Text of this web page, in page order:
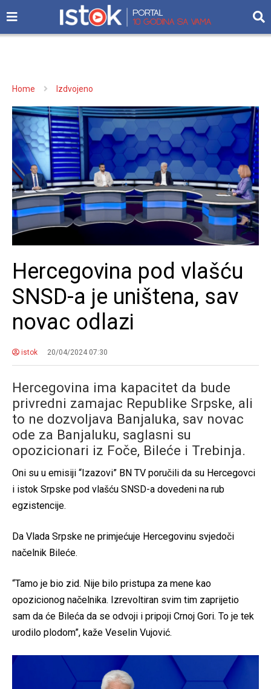
Home Izdvojeno
Hercegovina pod vlašću
SNSD-a je uništena, sav
novac odlazi
istok 20/04/2024 07:30
Hercegovina ima kapacitet da bude
privredni zamajac Republike Srpske, ali
to ne dozvoljava Banjaluka, sav novac
ode za Banjaluku, saglasni su
opozicionari iz Foče, Bileće i Trebinja.
Oni su u emisiji “Izazovi” BN TV poručili da su Hercegovci
i istok Srpske pod vlašću SNSD-a dovedeni na rub
egzistencije.
Da Vlada Srpske ne primjećuje Hercegovinu svjedoči
načelnik Bileće.
“Tamo je bio zid. Nije bilo pristupa za mene kao
opozicionog načelnika. Izrevoltiran svim tim zaprijetio
sam da će Bileća da se odvoji i pripoji Crnoj Gori. To je tek
urodilo plodom”, kaže Veselin Vujović.